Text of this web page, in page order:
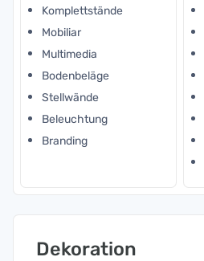
Komplettstände
Mobiliar
Multimedia
Bodenbeläge
Stellwände
Beleuchtung
Branding
Dekoration